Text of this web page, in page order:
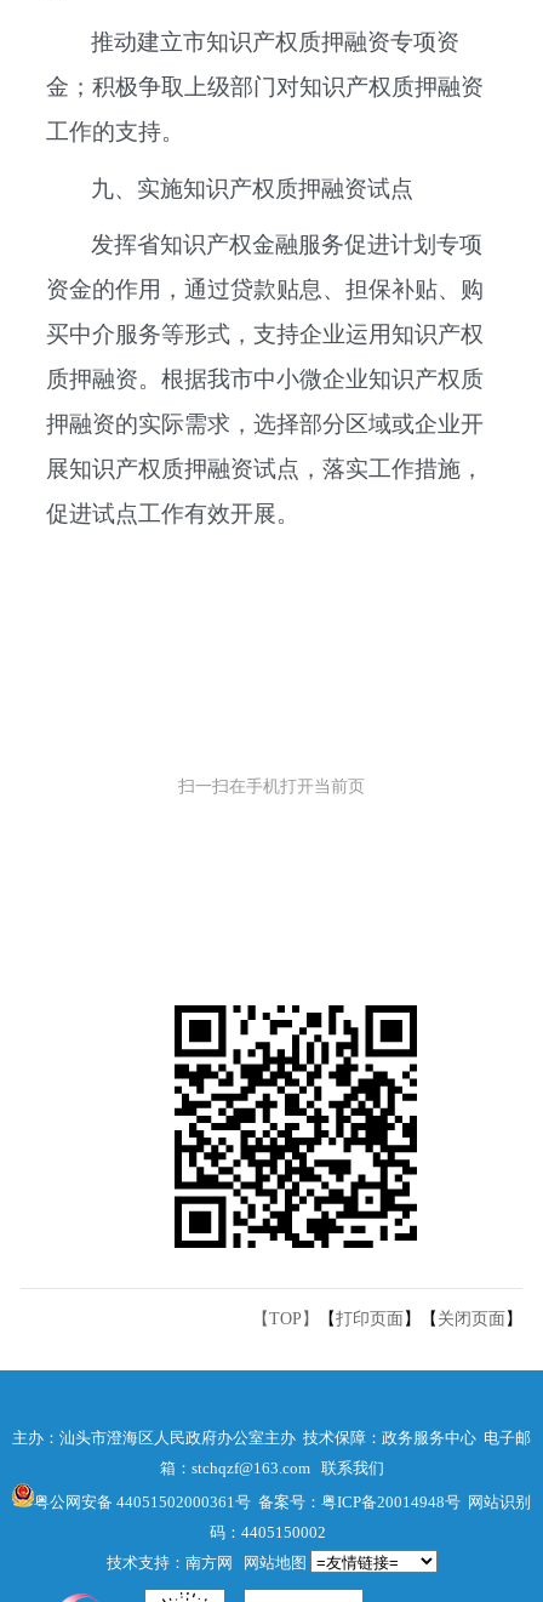
推动建立市知识产权质押融资专项资
金；积极争取上级部门对知识产权质押融资
工作的支持。
九、实施知识产权质押融资试点
发挥省知识产权金融服务促进计划专项
资金的作用，通过贷款贴息、担保补贴、购
买中介服务等形式，支持企业运用知识产权
质押融资。根据我市中小微企业知识产权质
押融资的实际需求，选择部分区域或企业开
展知识产权质押融资试点，落实工作措施，
促进试点工作有效开展。
扫一扫在手机打开当前页
【TOP】 【打印页面 】【 关闭页面 】
主办：汕头市澄海区人民政府办公室主办 技术保障：政务服务中心 电子邮
箱：stchqzf@163.com 联系我们
粤公网安备 44051502000361号 备案号：粤ICP备20014948号 网站识别
码：4405150002
技术支持：南方网
网站地图